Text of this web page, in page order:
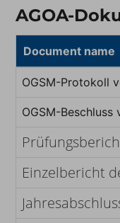
AGOA-
Document name
OGSM-Protokoll
OGSM-
Einzelbericht